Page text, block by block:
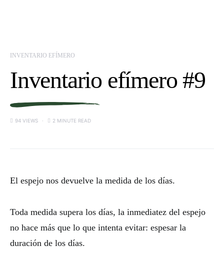
INVENTARIO EFÍMERO
Inventario efímero #9
94 VIEWS 2 MINUTE READ
El espejo nos devuelve la medida de los días.
Toda medida supera los días, la inmediatez del espejo
no hace más que lo que intenta evitar: espesar la
duración de los días.